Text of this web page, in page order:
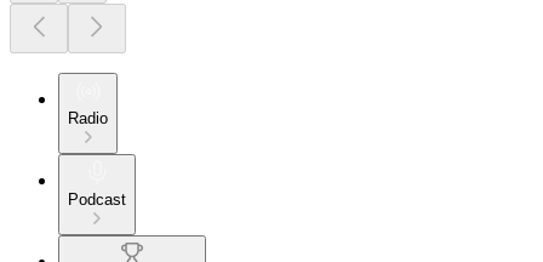
Radio
Podcast